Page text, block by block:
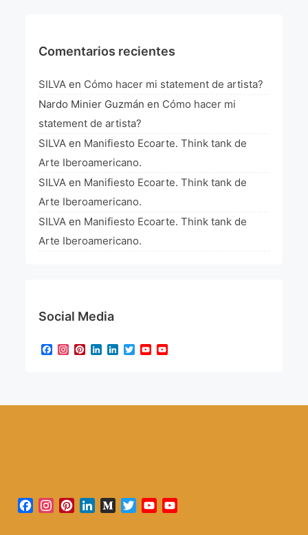
Comentarios recientes
SILVA en Cómo hacer mi statement de artista?
Nardo Minier Guzmán en Cómo hacer mi
statement de artista?
SILVA en Manifiesto Ecoarte. Think tank de
Arte Iberoamericano.
SILVA en Manifiesto Ecoarte. Think tank de
Arte Iberoamericano.
SILVA en Manifiesto Ecoarte. Think tank de
Arte Iberoamericano.
Social Media
Facebook
Instagram
Pinterest
LinkedIn
LinkedIn
TwitterYouTube
Facebook
Instagram
PinterestLinkedInMediumTwitterYouTube